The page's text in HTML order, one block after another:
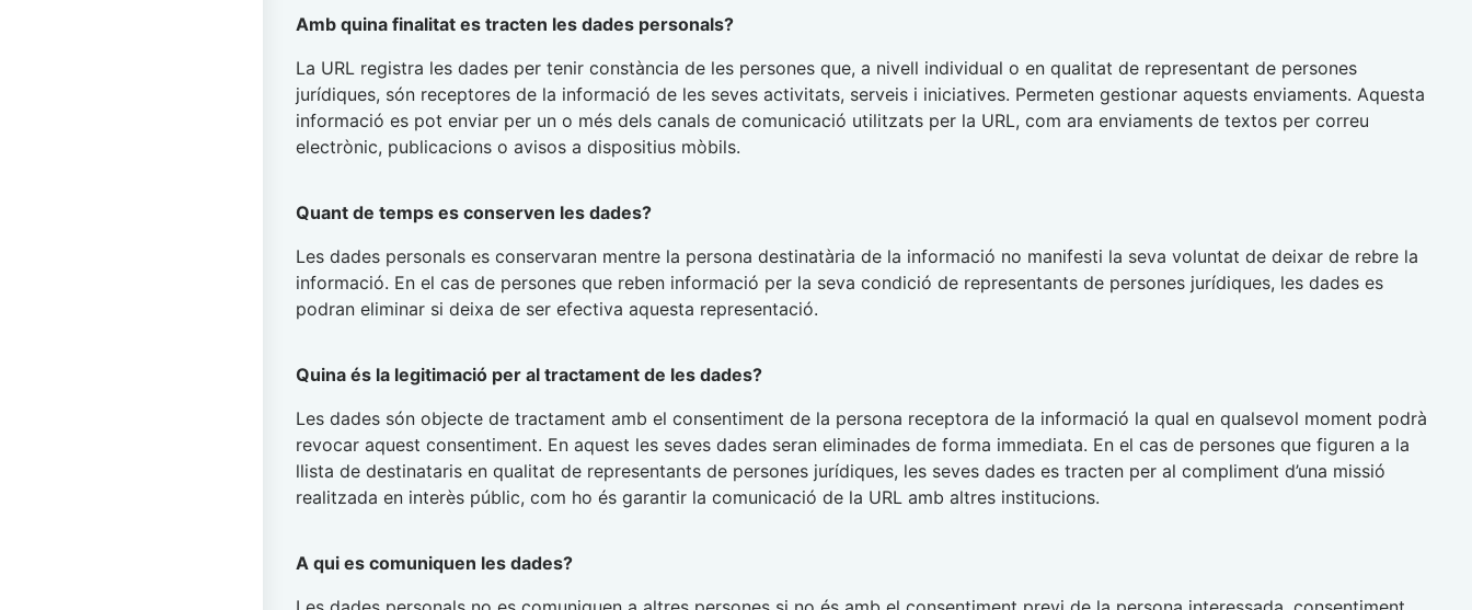
Amb quina finalitat es tracten les dades personals?
La URL registra les dades per tenir constància de les persones que, a nivell individual o en qualitat de representant de persones
jurídiques, són receptores de la informació de les seves activitats, serveis i iniciatives. Permeten gestionar aquests enviaments. Aquesta
informació es pot enviar per un o més dels canals de comunicació utilitzats per la URL, com ara enviaments de textos per correu
electrònic, publicacions o avisos a dispositius mòbils.
Quant de temps es conserven les dades?
Les dades personals es conservaran mentre la persona destinatària de la informació no manifesti la seva voluntat de deixar de rebre la
informació. En el cas de persones que reben informació per la seva condició de representants de persones jurídiques, les dades es
podran eliminar si deixa de ser efectiva aquesta representació.
Quina és la legitimació per al tractament de les dades?
Les dades són objecte de tractament amb el consentiment de la persona receptora de la informació la qual en qualsevol moment podrà
revocar aquest consentiment. En aquest les seves dades seran eliminades de forma immediata. En el cas de persones que figuren a la
llista de destinataris en qualitat de representants de persones jurídiques, les seves dades es tracten per al compliment d’una missió
realitzada en interès públic, com ho és garantir la comunicació de la URL amb altres institucions.
A qui es comuniquen les dades?